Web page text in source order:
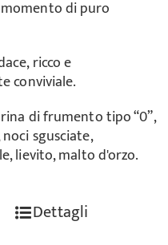
di puro
ricco e
conviviale.
di frumento tipo “0”,
sgusciate,
lievito, malto d'orzo.
Dettagli